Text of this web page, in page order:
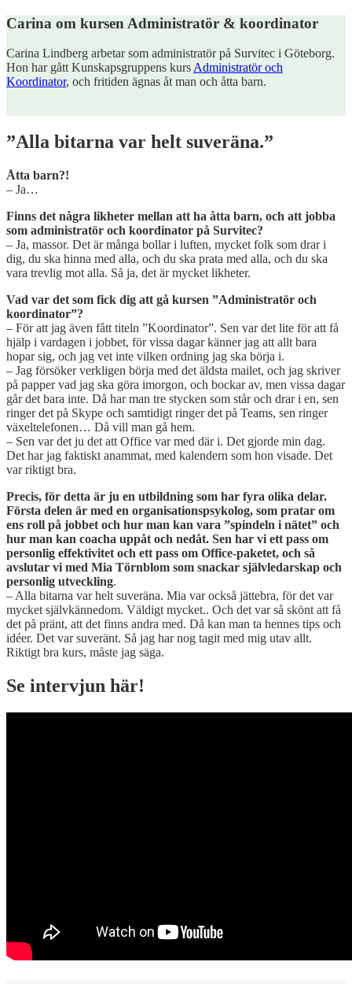
Carina om kursen Administratör & koordinator
Carina Lindberg arbetar som administratör på Survitec i Göteborg.
Hon har gått Kunskapsgruppens kursAdministratör och
Koordinator, och fritiden ägnas åt man och åtta barn.
”Alla bitarna var helt suveräna.”
Åtta barn?!
– Ja…
Finns det några likheter mellan att ha åtta barn, och att jobba
som administratör och koordinator på Survitec?
– Ja, massor. Det är många bollar i luften, mycket folk som drar i
dig, du ska hinna med alla, och du ska prata med alla, och du ska
vara trevlig mot alla. Så ja, det är mycket likheter.
Vad var det som fick dig att gå kursen ”Administratör och
koordinator”?
– För att jag även fått titeln ”Koordinator”. Sen var det lite för att få
hjälp i vardagen i jobbet, för vissa dagar känner jag att allt bara
hopar sig, och jag vet inte vilken ordning jag ska börja i.
– Jag försöker verkligen börja med det äldsta mailet, och jag skriver
på papper vad jag ska göra imorgon, och bockar av, men vissa dagar
går det bara inte. Då har man tre stycken som står och drar i en, sen
ringer det på Skype och samtidigt ringer det på Teams, sen ringer
växeltelefonen… Då vill man gå hem.
– Sen var det ju det att Office var med där i. Det gjorde min dag.
Det har jag faktiskt anammat, med kalendern som hon visade. Det
var riktigt bra.
Precis, för detta är ju en utbildning som har fyra olika delar.
Första delen är med en organisationspsykolog, som pratar om
ens roll på jobbet och hur man kan vara ”spindeln i nätet” och
hur man kan coacha uppåt och nedåt. Sen har vi ett pass om
personlig effektivitet och ett pass om Office-paketet, och så
avslutar vi med Mia Törnblom som snackar självledarskap och
personlig utveckling.
– Alla bitarna var helt suveräna. Mia var också jättebra, för det var
mycket självkännedom. Väldigt mycket.. Och det var så skönt att få
det på pränt, att det finns andra med. Då kan man ta hennes tips och
idéer. Det var suveränt. Så jag har nog tagit med mig utav allt.
Riktigt bra kurs, måste jag säga.
Se intervjun här!